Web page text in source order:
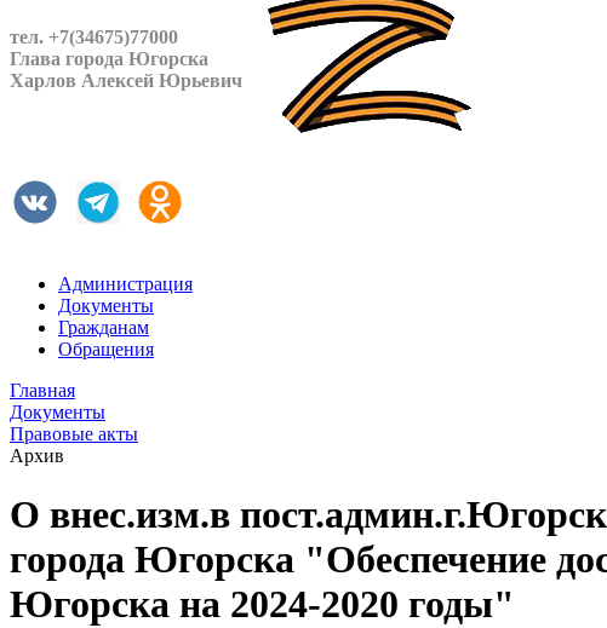
тел. +7(34675)77000
Глава города Югорска
Харлов Алексей Юрьевич
Администрация
Документы
Гражданам
Обращения
Главная
Документы
Правовые акты
Архив
О внес.изм.в
города Югорска "Обеспечение
Югорска на 2024-2020 годы"